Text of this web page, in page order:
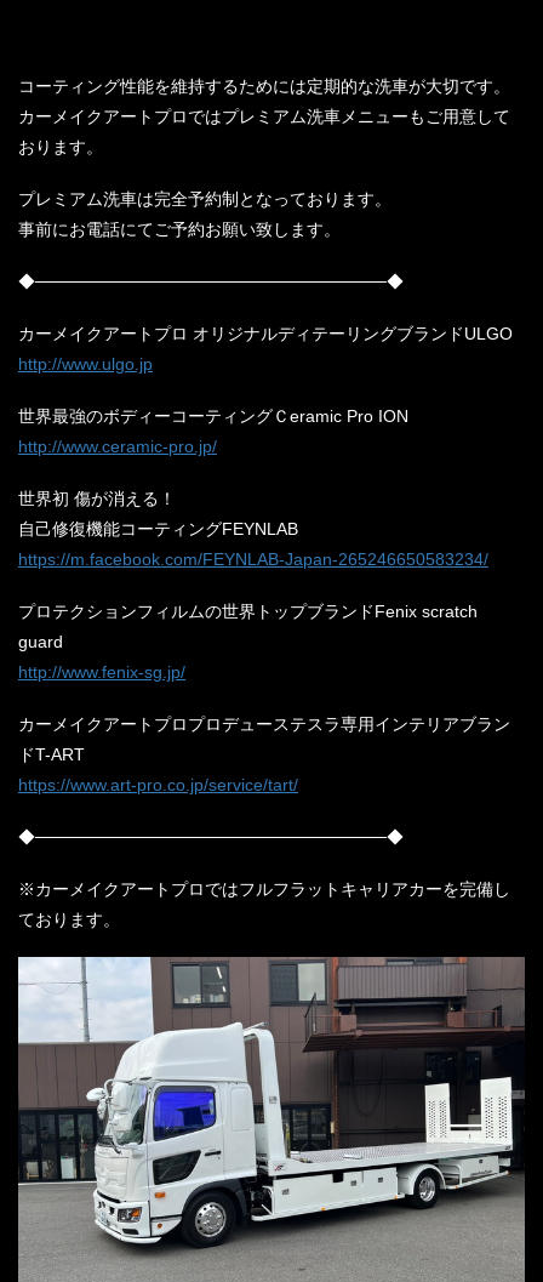
コーティング性能を維持するためには定期的な洗車が大切です。
カーメイクアートプロではプレミアム洗車メニューもご用意して
おります。
プレミアム洗車は完全予約制となっております。
事前にお電話にてご予約お願い致します。
◆─────────────────────────────◆
カーメイクアートプロ オリジナルディテーリングブランドULGO
http://www.ulgo.jp
世界最強のボディーコーティングＣeramic Pro ION
http://www.ceramic-pro.jp/
世界初 傷が消える！
自己修復機能コーティングFEYNLAB
https://m.facebook.com/FEYNLAB-Japan-265246650583234/
プロテクションフィルムの世界トップブランドFenix scratch
guard
http://www.fenix-sg.jp/
カーメイクアートプロプロデューステスラ専用インテリアブラン
ドT-ART
https://www.art-pro.co.jp/service/tart/
◆─────────────────────────────◆
※カーメイクアートプロではフルフラットキャリアカーを完備し
ております。